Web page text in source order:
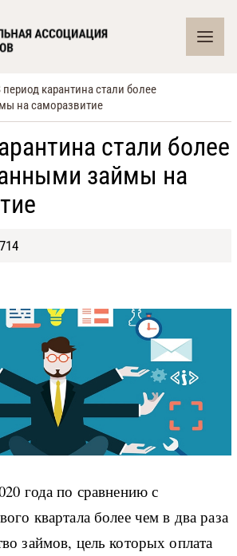
период карантина стали более
на саморазвитие
стали более
займы на
года по сравнению с
квартала более чем в два раза
займов, цель которых оплата